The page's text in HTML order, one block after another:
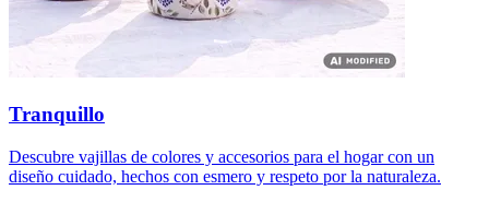
Tranquillo
Descubre vajillas de colores y accesorios para el hogar con un
diseño cuidado, hechos con esmero y respeto por la naturaleza.